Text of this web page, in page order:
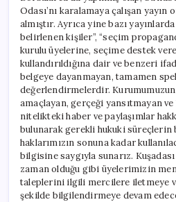
Odası’nı karalamaya çalışan yayın
almıştır. Ayrıca yine bazı
belirlenen kişiler”, “seçim
kurulu üyelerine, seçime destek
kullandırıldığına dair ve benzeri
belgeye dayanmayan, tamamen
değerlendirmelerdir.
amaçlayan, gerçeği yansıtmayan ve
nitelikteki haber ve paylaşımlar
bulunarak gerekli hukuki süreçlerin
haklarımızın sonuna kadar
bilgisine saygıyla sunarız.
zaman olduğu gibi üyelerimizin
taleplerini ilgili mercilere iletmeye
şekilde bilgilendirmeye devam